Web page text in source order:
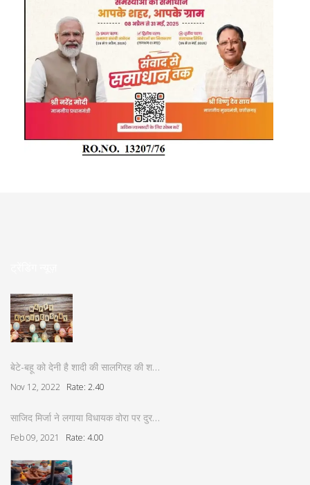
बेटे-बहू को देनी है शादी की सालगिरह की श…
Nov 12, 2022 Rate: 2.40
साजिद मिर्जा ने लगाया विधायक वोरा पर दुर…
Feb 09, 2021 Rate: 4.00